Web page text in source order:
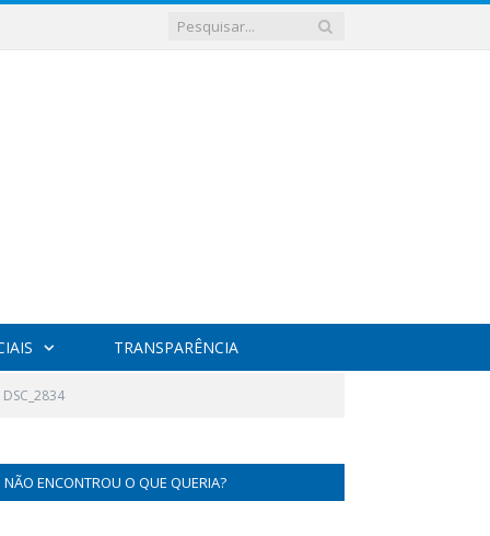
TRANSPARÊNCIA
DSC_2834
NÃO ENCONTROU O QUE QUERIA?